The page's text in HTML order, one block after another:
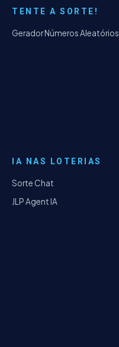
TENTE A SORTE!
Gerador Números Aleatórios
IA NAS LOTERIAS
Sorte Chat
JLP Agent IA